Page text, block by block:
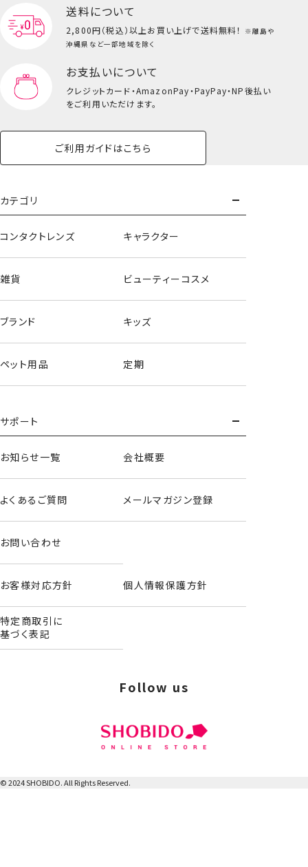
フロッキーダイカット前髪クリップ＜IVORY＞
ダイカットヘアクリップ＜IVORY＞
送料について
2,800円（税込）以上お買い上げで送料無料！
※離島や
沖縄県など一部地域を除く
お支払いについて
クレジットカード・AmazonPay・PayPay・NP後払い
をご利用いただけます。
ご利用ガイドはこちら
カテゴリ
コンタクトレンズ キャラクター
雑貨 ビューティーコスメ
ブランド キッズ
ペット用品 定期
サポート
お知らせ一覧 会社概要
よくあるご質問 メールマガジン登録
お問い合わせ
お客様対応方針 個人情報保護方針
特定商取引に
基づく表記
© 2024 SHOBIDO. All Rights Reserved.
Follow us